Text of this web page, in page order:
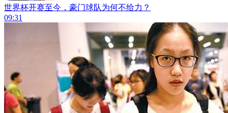
世界杯开赛至今，豪门球队为何不给力？
09:31